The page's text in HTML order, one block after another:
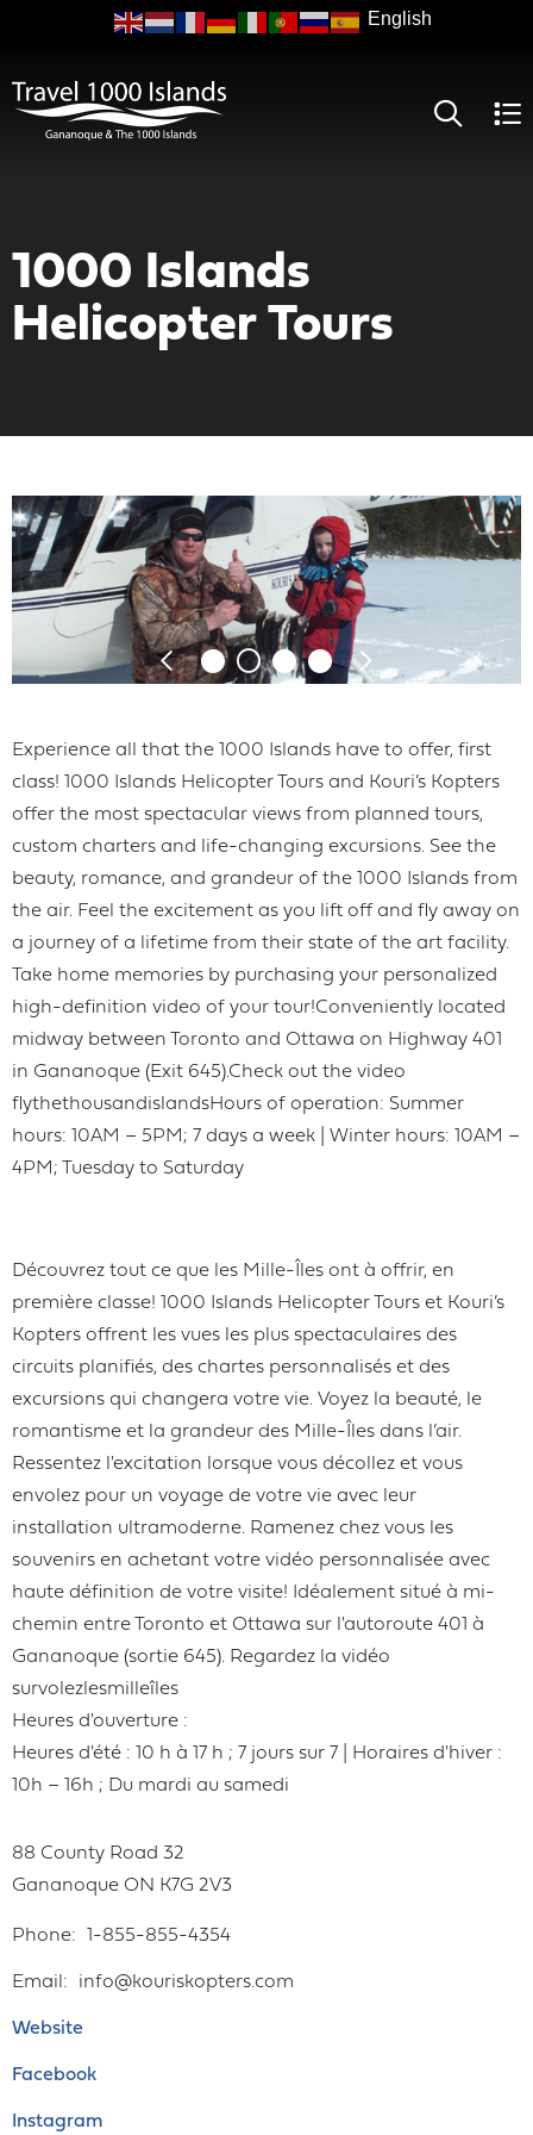
1000 Islands
Helicopter Tours
Experience all that the 1000 Islands have to offer, first
class! 1000 Islands Helicopter Tours and Kouri’s Kopters
offer the most spectacular views from planned tours,
custom charters and life-changing excursions. See the
beauty, romance, and grandeur of the 1000 Islands from
the air. Feel the excitement as you lift off and fly away on
a journey of a lifetime from their state of the art facility.
Take home memories by purchasing your personalized
high-definition video of your tour!Conveniently located
midway between Toronto and Ottawa on Highway 401
in Gananoque (Exit 645).Check out the video
flythethousandislandsHours of operation: Summer
hours: 10AM – 5PM; 7 days a week | Winter hours: 10AM –
4PM; Tuesday to Saturday
Découvrez tout ce que les Mille-Îles ont à offrir, en
première classe! 1000 Islands Helicopter Tours et Kouri’s
Kopters offrent les vues les plus spectaculaires des
circuits planifiés, des chartes personnalisés et des
excursions qui changera votre vie. Voyez la beauté, le
romantisme et la grandeur des Mille-Îles dans l’air.
Ressentez l'excitation lorsque vous décollez et vous
envolez pour un voyage de votre vie avec leur
installation ultramoderne. Ramenez chez vous les
souvenirs en achetant votre vidéo personnalisée avec
haute définition de votre visite! Idéalement situé à mi-
chemin entre Toronto et Ottawa sur l'autoroute 401 à
Gananoque (sortie 645). Regardez la vidéo
survolezlesmilleîles
Heures d'ouverture :
Heures d'été : 10 h à 17 h ; 7 jours sur 7 | Horaires d'hiver :
10h – 16h ; Du mardi au samedi
88 County Road 32
Gananoque ON K7G 2V3
Phone 1-855-855-4354
Email info@kouriskopters.com
Website
Facebook
Instagram